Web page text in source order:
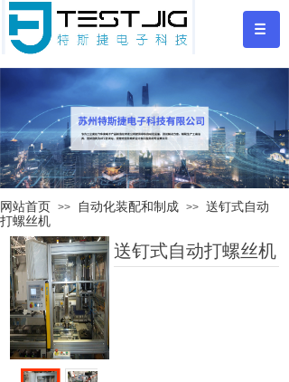
网站首页 >> 自动化装配和制成 >> 送钉式自动
打螺丝机
送钉式自动打螺丝机